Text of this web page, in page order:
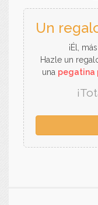
Un
¡Él,
Hazle un
una pegatina